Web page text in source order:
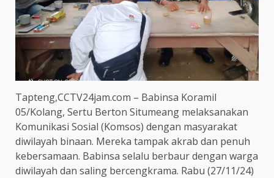
Tapteng,CCTV24jam.com – Babinsa Koramil
05/Kolang, Sertu Berton Situmeang melaksanakan
Komunikasi Sosial (Komsos) dengan masyarakat
diwilayah binaan. Mereka tampak akrab dan penuh
kebersamaan. Babinsa selalu berbaur dengan warga
diwilayah dan saling bercengkrama. Rabu (27/11/24)